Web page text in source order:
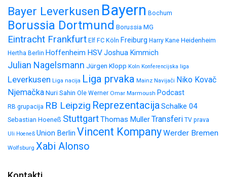
Bayer Leverkusen Bayern Bochum
Borussia Dortmund Borussia MG
Eintracht Frankfurt Elf FC Köln Freiburg Harry Kane Heidenheim
Hertha Berlin Hoffenheim HSVJoshua Kimmich
Julian Nagelsmann Jürgen Klopp Koln Konferencijska liga
Leverkusen Liga nacija Liga prvaka Mainz Navijači Niko Kovač
NjemačkaNuri Sahin Ole Werner Omar Marmoush Podcast
RB grupacija RB Leipzig ReprezentacijaSchalke 04
Sebastian Hoeneß StuttgartThomas MullerTransferi TV prava
Uli Hoeneß Union Berlin Vincent KompanyWerder Bremen
Wolfsburg Xabi Alonso